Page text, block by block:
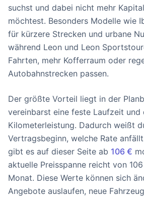
suchst und dabei nicht mehr
möchtest. Besonders Modelle wie
für kürzere Strecken und urbane
während Leon und Leon
Fahrten, mehr Kofferraum oder
Autobahnstrecken passen.
Der größte Vorteil liegt in der
vereinbarst eine feste Laufzeit und
Kilometerleistung. Dadurch weißt
Vertragsbeginn, welche Rate
gibt es auf dieser Seite ab 106 €
aktuelle Preisspanne reicht von
Monat. Diese Werte können sich
Angebote auslaufen, neue